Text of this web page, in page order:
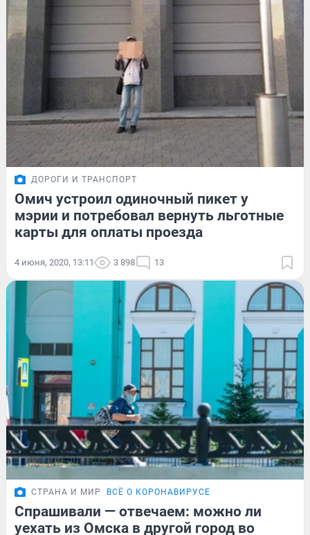
ДОРОГИ И ТРАНСПОРТ
Омич устроил одиночный пикет у
мэрии и потребовал вернуть льготные
карты для оплаты проезда
4 июня, 2020, 13:11 3 898 13
СТРАНА И МИР ВСЁ О КОРОНАВИРУСЕ
Спрашивали — отвечаем: можно ли
уехать из Омска в другой город во